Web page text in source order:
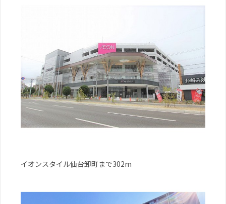
イオンスタイル仙台卸町まで302m